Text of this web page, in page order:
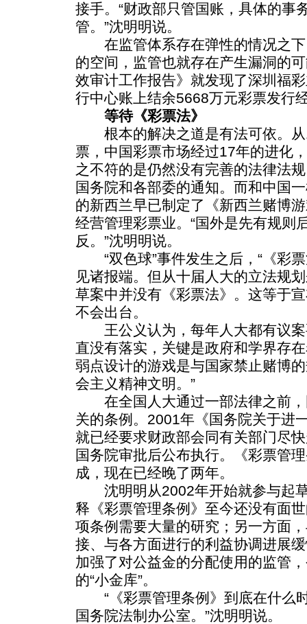
接手。“财政部只管国账，具体的事
管。”沈明明说。
在监管体系存在弹性的情况之下
的空间，监管也就存在产生漏洞的
效审计工作报告》就发现了深圳福
行中心账上结余5668万元彩票发行
等待《彩票法》
根本的解决之道是有法可依。从
票，中国彩票市场经过17年的进化
之不符的是仍然没有完善的法律法
国务院和各部委的通知。而和中国
的新西兰早已制定了《新西兰赌博
经营管理彩票业。“国外是先有规则
反。”沈明明说。
“双色球”事件发生之后，“《彩票
见诸报端。但从十届人大的立法规
草案中并没有《彩票法》。这等于
不会出台。
王公义认为，每年人大都有议案
直没有落实，关键是政府和学界存
弱点设计的游戏是与国家禁止赌博
会主义精神文明。”
在全国人大通过一部法律之前，
关的条例。2001年《国务院关于进
就已经要求财政部会同有关部门尽
国务院审批后公布执行。《彩票管
成，现在已经晚了两年。
沈明明从2002年开始就参与起草
释《彩票管理条例》至今还没有面
项条例需要大量的研究；另一方面
接、与各方面进行的利益协调进
加强了对公益金的分配使用的监管
的“小金库”。
“《彩票管理条例》到底在什么
国务院法制办公室。”沈明明说。